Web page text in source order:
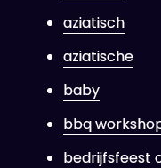
aziatisch
aziatische
baby
bbq
bedrijfsfeest